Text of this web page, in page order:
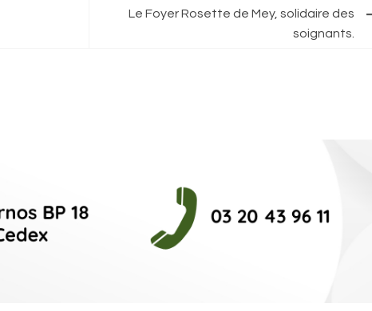
Le Foyer Rosette de Mey, solidaire des
soignants.